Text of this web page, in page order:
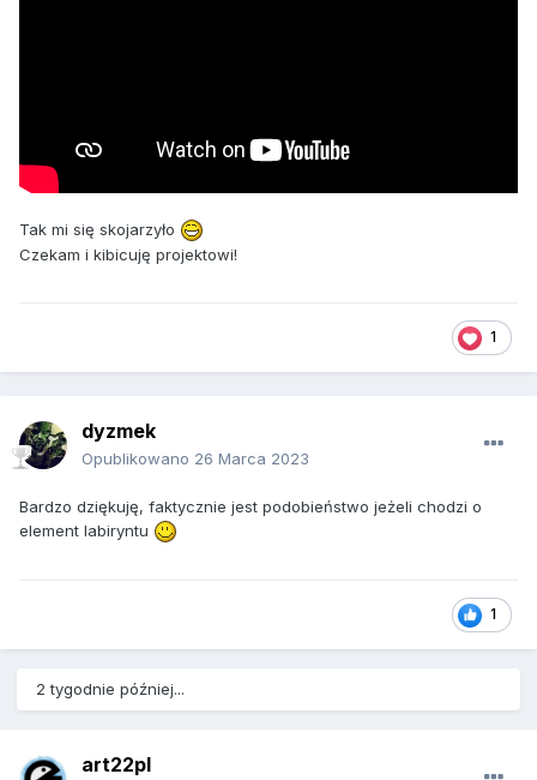
Tak mi się skojarzyło
Czekam i kibicuję projektowi!
1
dyzmek
Opublikowano 26 Marca 2023
Bardzo dziękuję, faktycznie jest podobieństwo jeżeli chodzi o
element labiryntu
1
2 tygodnie później...
art22pl